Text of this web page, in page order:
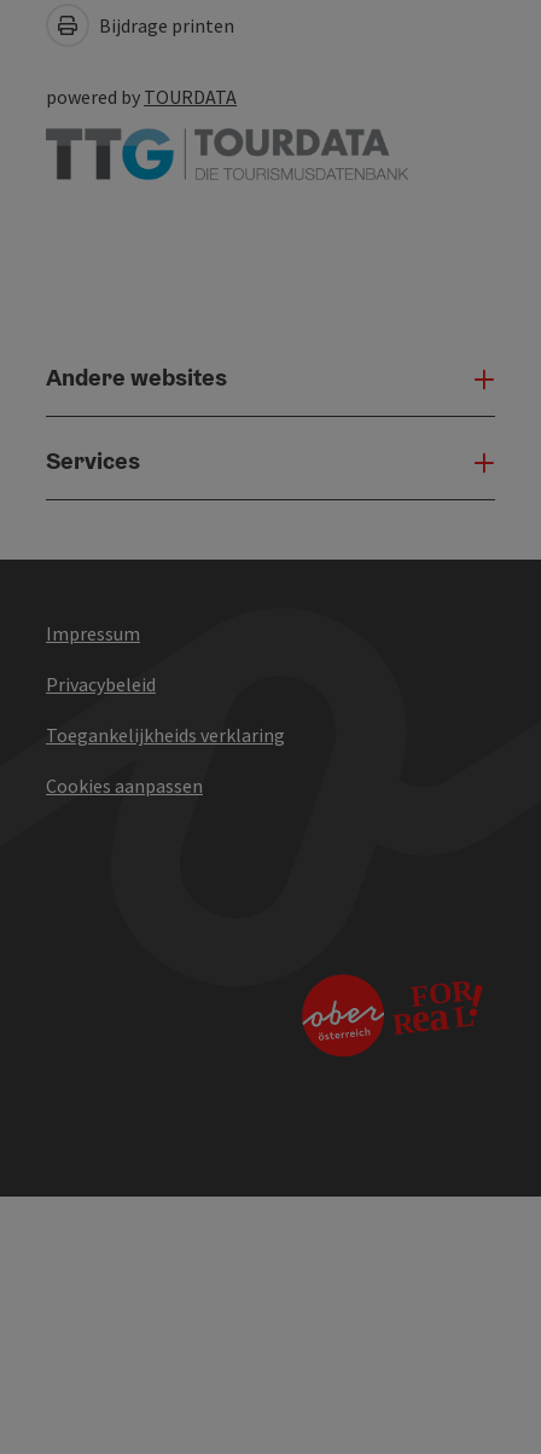
Bijdrage printen
powered by TOURDATA
Andere websites
Services
Impressum
Privacybeleid
Toegankelijkheids verklaring
Cookies aanpassen